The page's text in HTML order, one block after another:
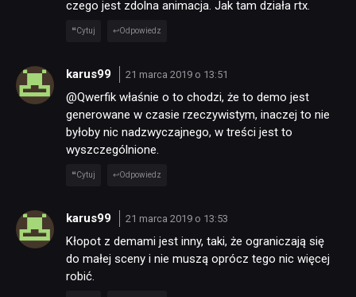
czego jest zdolna animacja. Jak tam działa rtx.
Cytuj Odpowiedz
karus99 21 marca 2019 o 13:51
@Qwerfik właśnie o to chodzi, że to demo jest
generowane w czasie rzeczywistym, inaczej to nie
byłoby nic nadzwyczajnego, w treści jest to
wyszczególnione.
Cytuj Odpowiedz
karus99 21 marca 2019 o 13:53
Kłopot z demami jest inny, taki, że ograniczają się
do małej sceny i nie muszą oprócz tego nic więcej
robić.